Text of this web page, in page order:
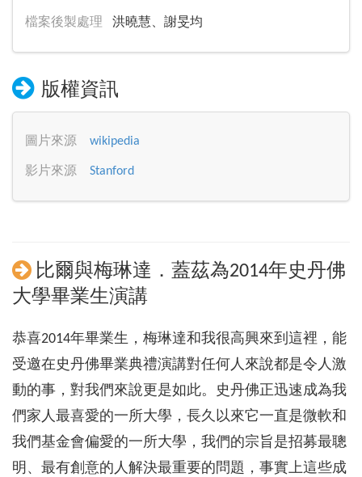
檔案後製處理 洪曉慧、謝旻均
版權資訊
圖片來源 wikipedia
影片來源 Stanford
比爾與梅琳達．蓋茲為2014年史丹佛
大學畢業生演講
恭喜2014年畢業生，梅琳達和我很高興來到這裡，能
受邀在史丹佛畢業典禮演講對任何人來說都是令人激
動的事，對我們來說更是如此。史丹佛正迅速成為我
們家人最喜愛的一所大學，長久以來它一直是微軟和
我們基金會偏愛的一所大學，我們的宗旨是招募最聰
明、最有創意的人解決最重要的問題，事實上這些成